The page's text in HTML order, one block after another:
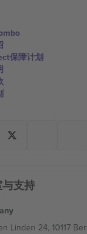
保障计划
支持
Linden 24, 10117